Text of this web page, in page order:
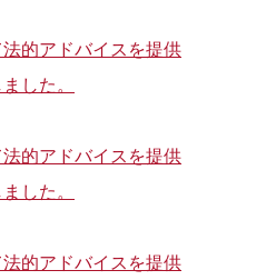
的アドバイスを提供
した。
的アドバイスを提供
した。
的アドバイスを提供